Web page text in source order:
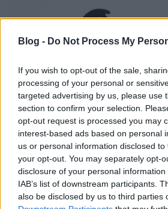
Blog - Do Not Process My
If you wish to opt-out of the sale,
processing of your personal or
targeted advertising by us, please use
section to confirm your selection.
opt-out request is processed you may
interest-based ads based on personal
us or personal information disclosed
your opt-out. You may separately opt-
disclosure of your personal
IAB’s list of downstream participants.
also be disclosed by us to third parties